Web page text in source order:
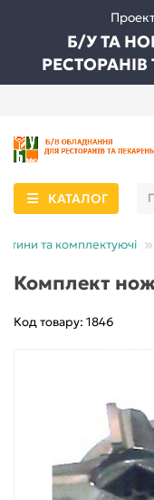
Б/У ТА
КАТАЛОГ
та комплектуючі
Комплект
Код товару: 1846